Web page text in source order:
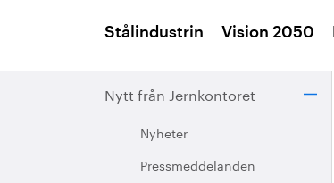
Stålindustrin Vision 2050
Nytt från Jernkontoret
Nyheter
Pressmeddelanden